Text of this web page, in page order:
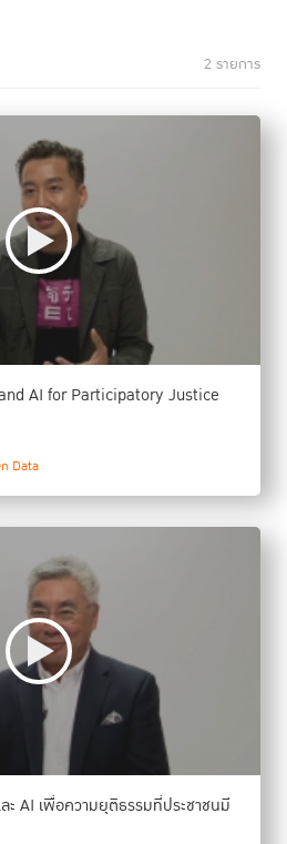
2 รายการ
AI for Participatory Justice
Data
AI เพื่อความยุติธรรมที่ประชาชนมี